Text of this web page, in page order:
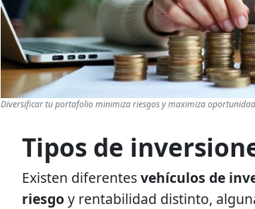
Diversificar tu portafolio minimiza riesgos y maximiza
Tipos de
Existen diferentesvehículos de
riesgo y rentabilidad distinto,